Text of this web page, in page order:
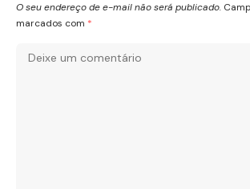
O seu endereço de e-mail não será publicado.
marcados com *